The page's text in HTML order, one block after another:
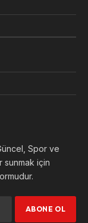
Spor ve
için